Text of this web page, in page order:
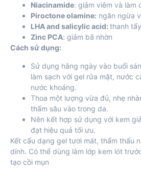
Niacinamide: giảm viêm và làm
Piroctone olamine: ngăn ngừa
LHA and salicylic acid: thanh
Zinc PCA: giảm bã nhờn
Cách sử dụng:
Sử dụng hằng ngày vào buổi
làm sạch với gel rửa mặt, nước
nước khoáng.
Thoa một lượng vừa đủ, nhẹ
thấm sâu vào trong da.
Nên kết hợp sử dụng với kem
đạt hiệu quả tối ưu.
Kết cấu dạng gel tươi mát, thẩm thấu
dính. Có thể dùng làm lớp kem lót
tạo cồi mụn